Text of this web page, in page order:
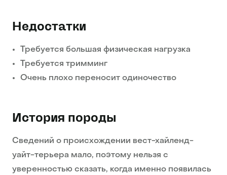
Недостатки
Требуется большая физическая нагрузка
Требуется тримминг
Очень плохо переносит одиночество
История породы
Сведений о происхождении вест-хайленд-
уайт-терьера мало, поэтому нельзя с
уверенностью сказать, когда именно появилась